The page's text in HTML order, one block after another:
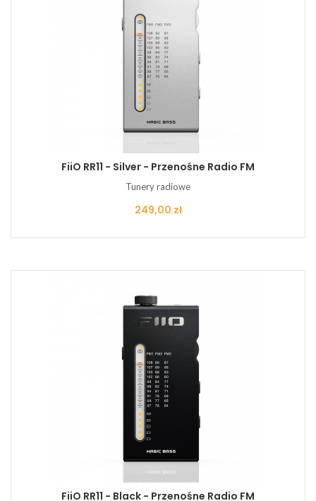
FiiO RR11 - Silver - Przenośne Radio FM
Tunery radiowe
Cena
249,00 zł
FiiO RR11 - Black - Przenośne Radio FM